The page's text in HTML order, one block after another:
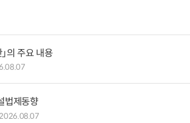
의 주요 내용
법제동향